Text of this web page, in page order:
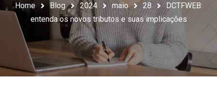
Home Blog 2024 maio 28
DCTFWEB:
entenda os novos tributos e suas implicações